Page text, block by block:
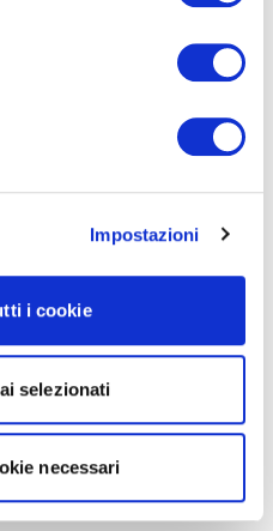
Impostazioni
i cookie
selezionati
necessari